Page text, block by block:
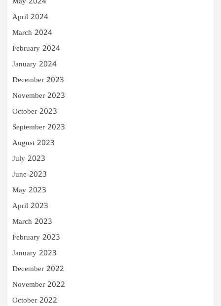
April 2024
March 2024
February 2024
January 2024
December 2023
November 2023
October 2023
September 2023
August 2023
July 2023
June 2023
May 2023
April 2023
March 2023
February 2023
January 2023
December 2022
November 2022
October 2022